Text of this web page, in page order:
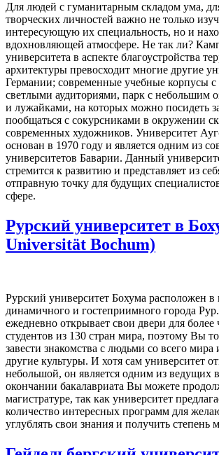
Для людей с гуманитарным складом ума,
творческих личностей важно не только
интересующую их специальность, но и
вдохновляющей атмосфере. Не так ли?
университета в аспекте благоустройства
архитектуры превосходит многие другие
Германии; современные учебные корпусы
светлыми аудиториями, парк с небольшим
и лужайками, на которых можно посидеть
пообщаться с сокурсниками в окружении
современных художников. Университет
основан в 1970 году и является одним из
университетов Баварии. Данный
стремится к развитию и представляет из
отправную точку для будущих
сфере.
Рурский университет в
Universität Bochum)
Рурский университет Бохума расположен в
динамичного и гостеприимного города
ежедневно открывает свои двери для более
студентов из 130 стран мира, поэтому Вы
завести знакомства с людьми со всего мира
другие культуры. И хотя сам университет
небольшой, он является одним из ведущих
окончании бакалавриата Вы можете
магистратуре, так как университет
количество интересных программ для
углублять свои знания и получить степень